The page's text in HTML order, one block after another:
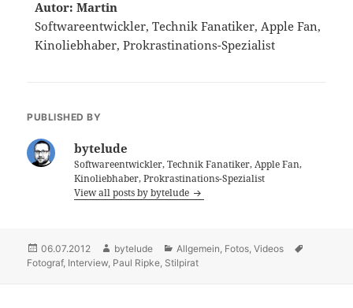
Autor: Martin
Softwareentwickler, Technik Fanatiker, Apple Fan,
Kinoliebhaber, Prokrastinations-Spezialist
PUBLISHED BY
bytelude
Softwareentwickler, Technik Fanatiker, Apple Fan,
Kinoliebhaber, Prokrastinations-Spezialist
View all posts by bytelude
Posted
on
06.07.2012 Author
bytelude Categories
Allgemein Fotos ,Videos
Fotograf, Interview Paul Ripke Stilpirat